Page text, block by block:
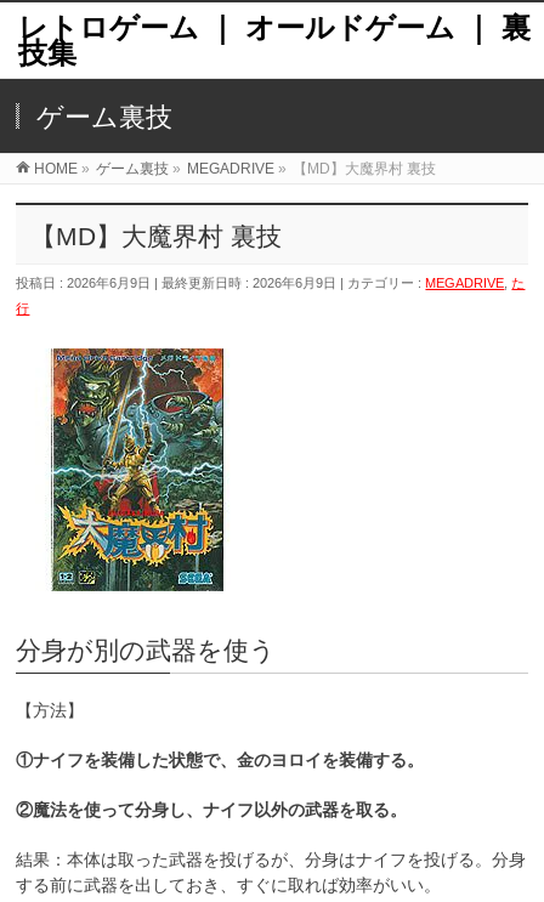
レトロゲーム ｜ オールドゲーム ｜ 裏
技集
ゲーム裏技
HOME » ゲーム裏技 » MEGADRIVE » 【MD】大魔界村 裏技
【MD】大魔界村 裏技
投稿日 : 2026年6月9日 最終更新日時 : 2026年6月9日 カテゴリー :MEGADRIVE ,た
行
分身が別の武器を使う
【方法】
①ナイフを装備した状態で、金のヨロイを装備する。
②魔法を使って分身し、ナイフ以外の武器を取る。
結果：本体は取った武器を投げるが、分身はナイフを投げる。分身
する前に武器を出しておき、すぐに取れば効率がいい。